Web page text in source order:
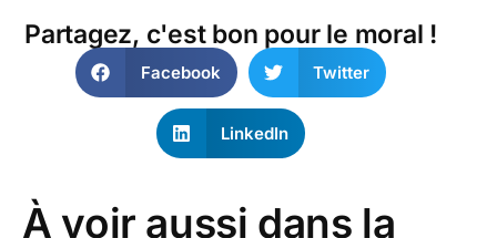
Partagez, c'est bon pour le moral !
Facebook Twitter
LinkedIn
À voir aussi dans la